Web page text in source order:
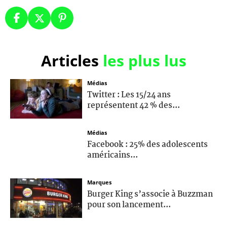
Articles les plus lus
Médias
Twitter : Les 15/24 ans
représentent 42 % des...
Médias
Facebook : 25% des adolescents
américains...
Marques
Burger King s’associe à Buzzman
pour son lancement...